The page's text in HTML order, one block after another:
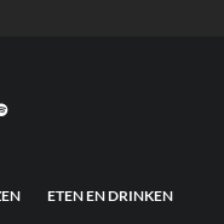
ETEN EN DRINKEN